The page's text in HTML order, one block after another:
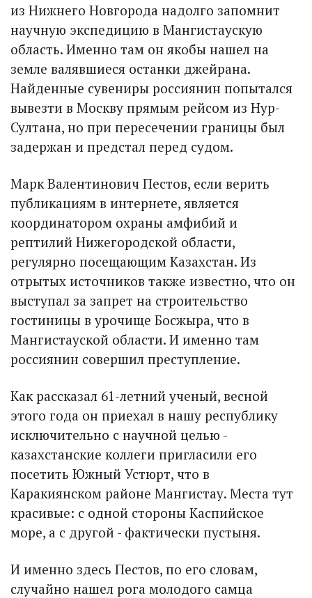
из Нижнего Новгорода надолго запомнит
научную экспедицию в Мангистаускую
область. Именно там он якобы нашел на
земле валявшиеся останки джейрана.
Найденные сувениры россиянин попытался
вывезти в Москву прямым рейсом из Нур-
Султана, но при пересечении границы был
задержан и предстал перед судом.
Марк Валентинович Пестов, если верить
публикациям в интернете, является
координатором охраны амфибий и
рептилий Нижегородской области,
регулярно посещающим Казахстан. Из
отрытых источников также известно, что он
выступал за запрет на строительство
гостиницы в урочище Босжыра, что в
Мангистауской области. И именно там
россиянин совершил преступление.
Как рассказал 61-летний ученый, весной
этого года он приехал в нашу республику
исключительно с научной целью -
казахстанские коллеги пригласили его
посетить Южный Устюрт, что в
Каракиянском районе Мангистау. Места тут
красивые: с одной стороны Каспийское
море, а с другой - фактически пустыня.
И именно здесь Пестов, по его словам,
случайно нашел рога молодого самца